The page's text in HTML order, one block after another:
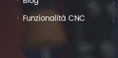
Funzionalità CNC